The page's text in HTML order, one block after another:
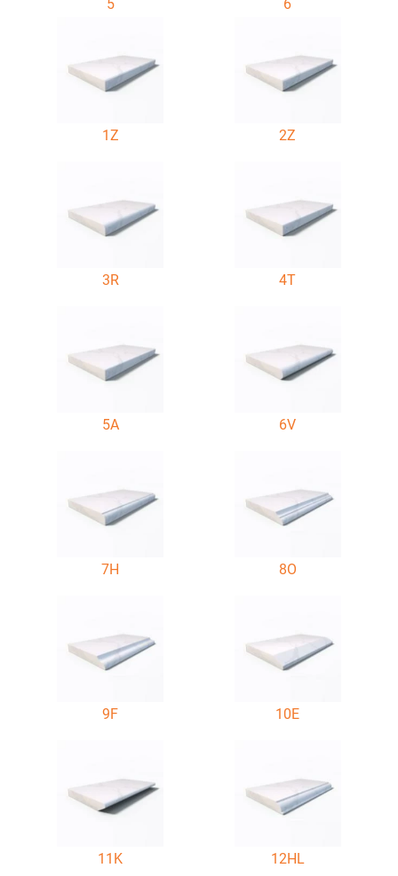
5 6
1Z 2Z
3R 4T
5A 6V
7H 8O
9F 10E
11K 12HL